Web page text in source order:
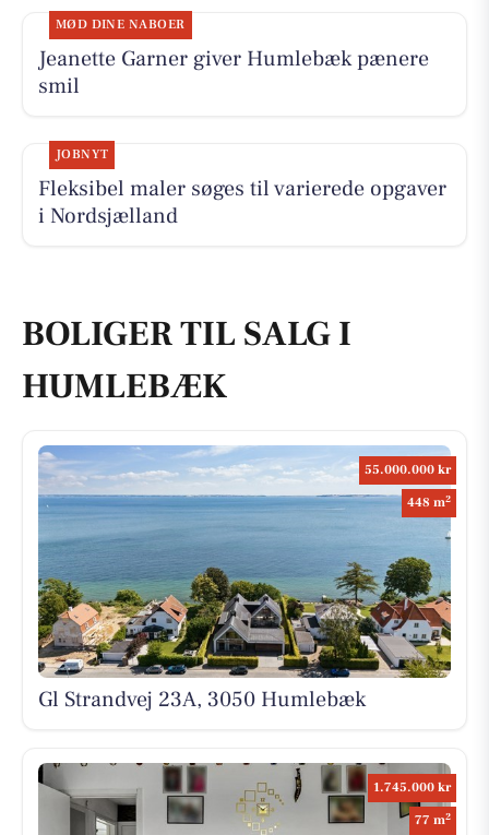
MØD DINE NABOER
Jeanette Garner giver Humlebæk pænere
smil
JOBNYT
Fleksibel maler søges til varierede opgaver
i Nordsjælland
BOLIGER TIL SALG I
HUMLEBÆK
55.000.000 kr
448 m2
Gl Strandvej 23A, 3050 Humlebæk
1.745.000 kr
77 m2